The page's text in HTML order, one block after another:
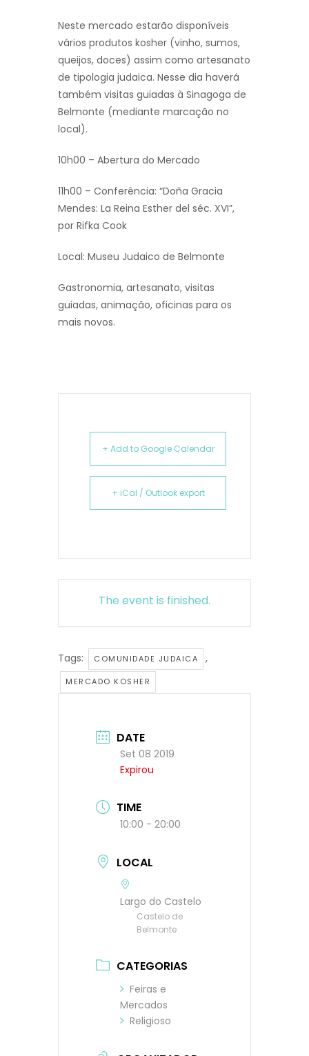
Neste mercado estarão disponíveis
vários produtos kosher (vinho, sumos,
queijos, doces) assim como artesanato
de tipologia judaica. Nesse dia haverá
também visitas guiadas à Sinagoga de
Belmonte (mediante marcação no
local).
10h00 – Abertura do Mercado
11h00 – Conferência: “Doña Gracia
Mendes: La Reina Esther del séc. XVI”,
por Rifka Cook
Local: Museu Judaico de Belmonte
Gastronomia, artesanato, visitas
guiadas, animação, oficinas para os
mais novos.
+ Add to Google Calendar
+ iCal / Outlook export
The event is finished.
Tags: COMUNIDADE JUDAICA ,
MERCADO KOSHER
DATE
Set 08 2019
Expirou
TIME
10:00 - 20:00
LOCAL
Largo do Castelo
Castelo de
Belmonte
CATEGORIAS
Feiras e
Mercados
Religioso